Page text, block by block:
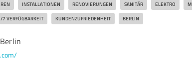
INSTALLATIONEN RENOVIERUNGEN SANITÄR ELEKTRO
VERFÜGBARKEIT KUNDENZUFRIEDENHEIT BERLIN